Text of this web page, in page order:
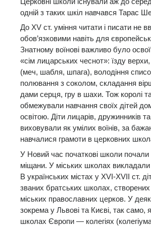
одній з таких шкіл навчався Тарас
До XV ст. уміння читати і писати не
обов’язковими навіть для
Знатному воїнові важливо було
«сім лицарських чеснот»: їзду
(меч, шабля, шпага), володіння
полювання з соколом, складання
дами серця, гру в шахи. Тож королі та
обмежували навчання своїх дітей
освітою. Діти лицарів, дружинників
виховували як умілих воїнів, за
навчалися грамоти в церковних
У Новий час початкові школи почали
міщани. У міських школах
В українських містах у XVI-XVII ст.
званих братських школах,
міських православних церков. У
зокрема у Львові та Києві, так само,
школах Європи — колегіях